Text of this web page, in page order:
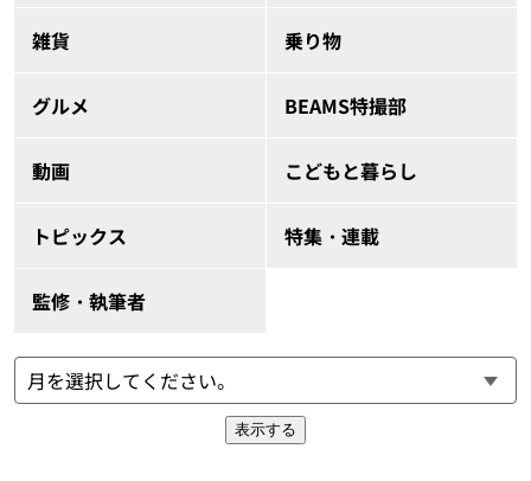
雑貨 乗り物
グルメ BEAMS特撮部
動画 こどもと暮らし
トピックス 特集・連載
監修・執筆者
表示する